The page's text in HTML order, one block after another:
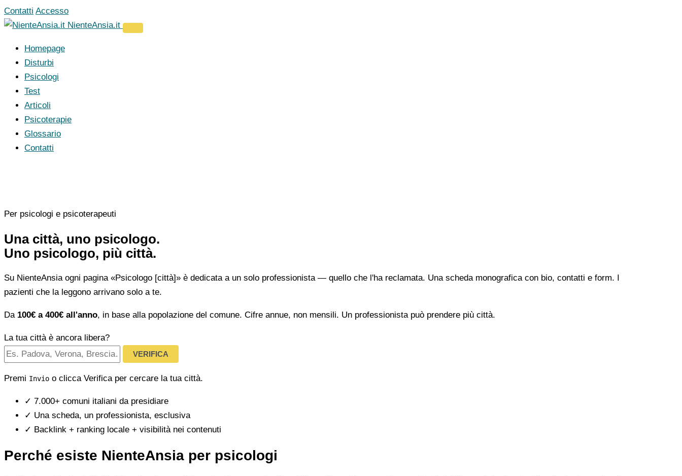
Vai
al
Contatti Accesso
NienteAnsia.it
Homepage
Disturbi
Psicologi
Test
Articoli
Psicoterapie
Glossario
Contatti
Per psicologi e psicoterapeuti
Una città, uno psicologo.
Uno psicologo, più città.
Su NienteAnsia ogni pagina «Psicologo [città]» è dedicata a un solo professionista — quello che l'ha reclamata. Una scheda monografica con bio, contatti e form. I
pazienti che la leggono arrivano solo a te.
Da 100€ a 400€ all'anno, in base alla popolazione del comune. Cifre annue, non mensili. Un professionista può prendere più città.
La tua città è ancora libera?
VERIFICA
Premi Invio o clicca Verifica per cercare la tua città.
✓ 7.000+ comuni italiani da presidiare
✓ Una scheda, un professionista, esclusiva
✓ Backlink + ranking locale + visibilità nei contenuti
Perché esiste NienteAnsia per psicologi